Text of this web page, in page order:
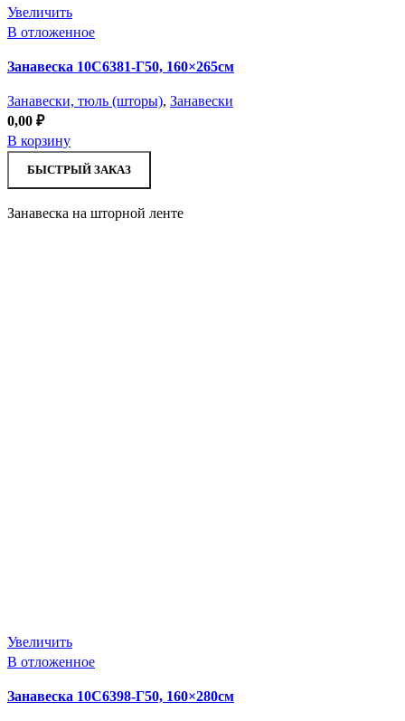
Увеличить
В отложенное
Занавеска 10С6381-Г50, 160×265см
Занавески, тюль (шторы), Занавески
0,00 ₽
В корзину
БЫСТРЫЙ ЗАКАЗ
Занавеска на шторной ленте
Увеличить
В отложенное
Занавеска 10С6398-Г50, 160×280см